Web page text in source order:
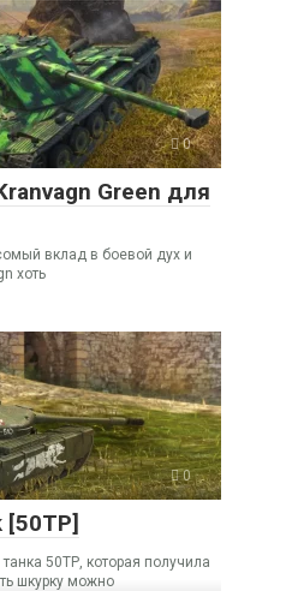
0
Green для
вклад в боевой дух и
хоть
0
50ТР, которая получила
шкурку можно